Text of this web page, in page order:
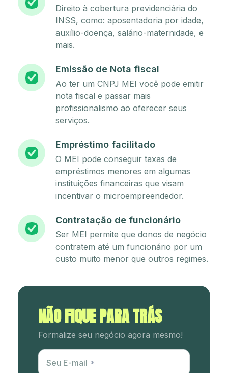
Direito à cobertura previdenciária do
INSS, como: aposentadoria por idade,
auxílio-doença, salário-maternidade, e
mais.
Emissão de Nota fiscal
Ao ter um CNPJ MEI você pode emitir
nota fiscal e passar mais
profissionalismo ao oferecer seus
serviços.
Empréstimo facilitado
O MEI pode conseguir taxas de
empréstimos menores em algumas
instituições financeiras que visam
incentivar o microempreendedor.
Contratação de funcionário
Ser MEI permite que donos de negócio
contratem até um funcionário por um
custo muito menor que outros regimes.
NÃO FIQUE PARA TRÁS
Formalize seu negócio agora mesmo!
Utm Content
Seu E-mail